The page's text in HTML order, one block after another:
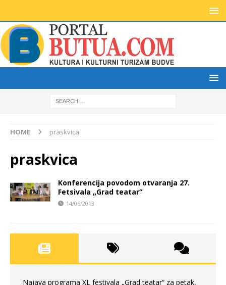
HOME praskvica
praskvica
Konferencija povodom otvaranja 27.
Fetsivala „Grad teatar“
14/06/2013
Najava programa XL festivala „Grad teatar“ za petak,